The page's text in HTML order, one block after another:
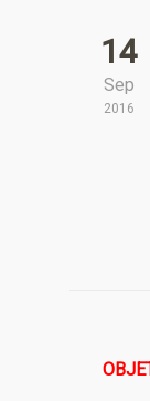
14
Sep
2016